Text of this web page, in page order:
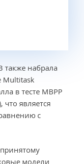
также набрала
Multitask
в тесте MBPP
является
с
модели